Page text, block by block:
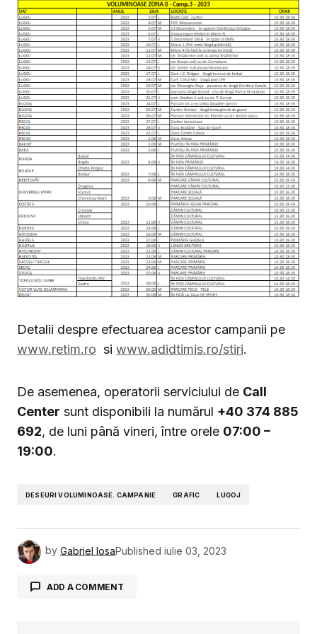
Detalii despre efectuarea acestor campanii pe
www.retim.ro si www.adidtimis.ro/stiri.
De asemenea, operatorii serviciului de Call
Center sunt disponibili la numărul +40 374 885
692, de luni până vineri, între orele 07:00 –
19:00.
DESEURI VOLUMINOASE. CAMPANIE GRAFIC LUGOJ
by Gabriel IosaPublished iulie 03, 2023
ADD A COMMENT